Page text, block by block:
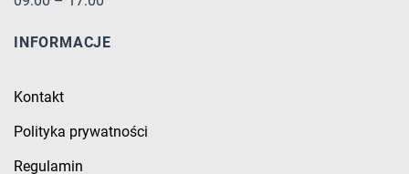
INFORMACJE
Kontakt
Polityka prywatności
Regulamin